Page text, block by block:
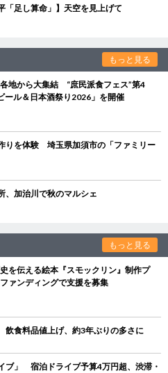
「足し算命」】天空を見上げて
もっと見る
地から大集結 “庶民派食フェス”第4
ール＆日本酒祭り2026」を開催
りを体験 埼玉県加須市の「ファミリー
、加治川で秋のマルシェ
もっと見る
を伝える絵本『スモックリン』制作プ
ァンディングで支援を募集
飲食料品値上げ、約3年ぶりの多さに
ブ」 宿泊ドライブ予算4万円超、渋滞・